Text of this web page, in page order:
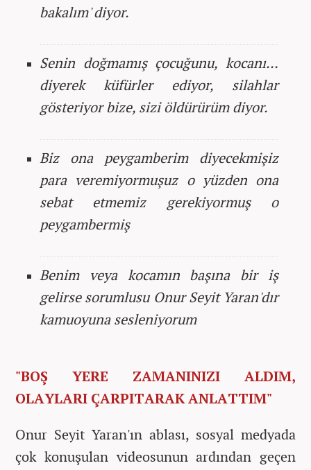
bakalım' diyor.
Senin doğmamış çocuğunu, kocanı…
diyerek küfürler ediyor, silahlar
gösteriyor bize, sizi öldürürüm diyor.
Biz ona peygamberim diyecekmişiz
para veremiyormuşuz o yüzden ona
sebat etmemiz gerekiyormuş o
peygambermiş
Benim veya kocamın başına bir iş
gelirse sorumlusu Onur Seyit Yaran'dır
kamuoyuna sesleniyorum
"BOŞ YERE ZAMANINIZI ALDIM,
OLAYLARI ÇARPITARAK ANLATTIM"
Onur Seyit Yaran'ın ablası, sosyal medyada
çok konuşulan videosunun ardından geçen